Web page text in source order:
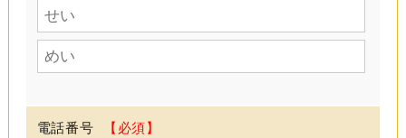
電話番号